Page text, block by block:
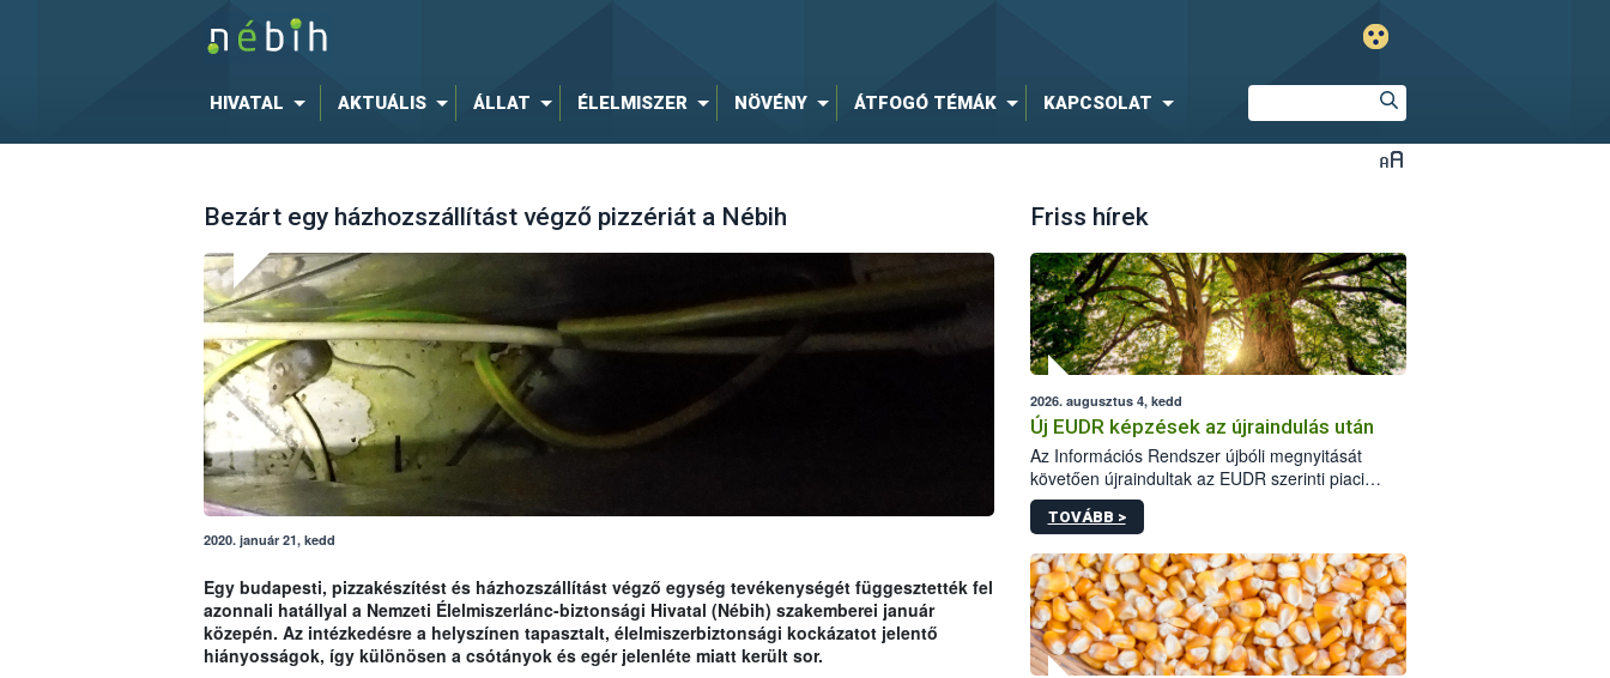
HIVATAL AKTUÁLIS ÁLLAT ÉLELMISZER NÖVÉNY ÁTFOGÓ TÉMÁK KAPCSOLAT
Bezárt egy házhozszállítást végző pizzériát a Nébih
2020. január 21, kedd
Egy budapesti, pizzakészítést és házhozszállítást végző egység tevékenységét függesztették fel
azonnali hatállyal a Nemzeti Élelmiszerlánc-biztonsági Hivatal (Nébih) szakemberei január
közepén. Az intézkedésre a helyszínen tapasztalt, élelmiszerbiztonsági kockázatot jelentő
hiányosságok, így különösen a csótányok és egér jelenléte miatt került sor.
Friss hírek
2026. augusztus 4, kedd
Új EUDR képzések az újraindulás után
Az Információs Rendszer újbóli megnyitását
követően újraindultak az EUDR szerinti piaci
szereplőknek szóló online képzések.
TOVÁBB >